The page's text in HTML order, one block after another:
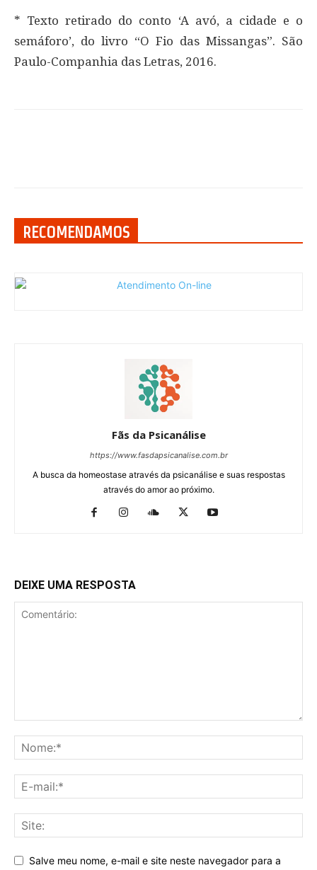
* Texto retirado do conto ‘A avó, a cidade e o
semáforo’, do livro “O Fio das Missangas”. São
Paulo-Companhia das Letras, 2016.
RECOMENDAMOS
Fãs da Psicanálise
https://www.fasdapsicanalise.com.br
A busca da homeostase através da psicanálise e suas respostas
através do amor ao próximo.
DEIXE UMA RESPOSTA
Salve meu nome, e-mail e site neste navegador para a